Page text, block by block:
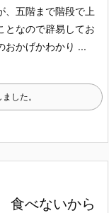
、五階まで階段で上
となので辟易してお
おかげかわかり ...
した。
食べないから